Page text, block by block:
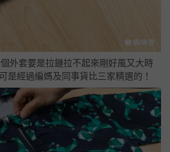
外套要是拉鏈拉不起來剛好風又大時
是經過編媽及同事貨比三家精選的！